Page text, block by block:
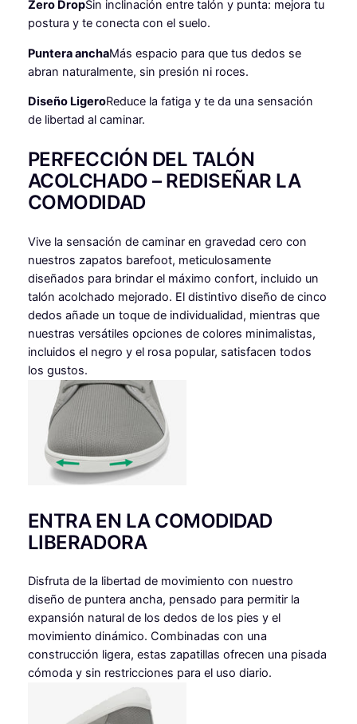
Zero DropSin inclinación entre talón y punta: mejora tu
postura y te conecta con el suelo.
Puntera anchaMás espacio para que tus dedos se
abran naturalmente, sin presión ni roces.
Diseño LigeroReduce la fatiga y te da una sensación
de libertad al caminar.
PERFECCIÓN DEL TALÓN
ACOLCHADO – REDISEÑAR LA
COMODIDAD
Vive la sensación de caminar en gravedad cero con
nuestros zapatos barefoot, meticulosamente
diseñados para brindar el máximo confort, incluido un
talón acolchado mejorado. El distintivo diseño de cinco
dedos añade un toque de individualidad, mientras que
nuestras versátiles opciones de colores minimalistas,
incluidos el negro y el rosa popular, satisfacen todos
los gustos.
ENTRA EN LA COMODIDAD
LIBERADORA
Disfruta de la libertad de movimiento con nuestro
diseño de puntera ancha, pensado para permitir la
expansión natural de los dedos de los pies y el
movimiento dinámico. Combinadas con una
construcción ligera, estas zapatillas ofrecen una pisada
cómoda y sin restricciones para el uso diario.